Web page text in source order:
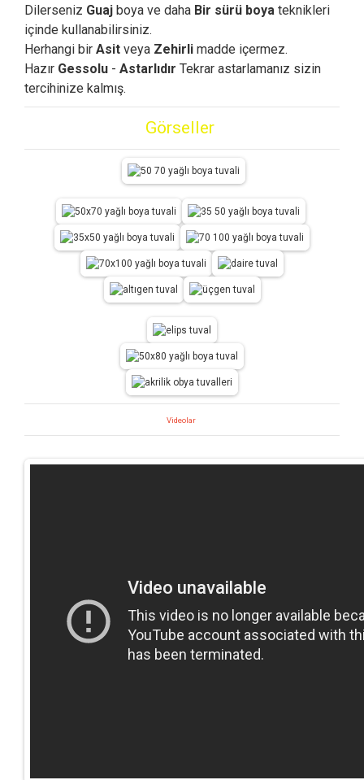
Dilerseniz Guaj boya ve daha Bir sürü boya teknikleri
içinde kullanabilirsiniz.
Herhangi bir Asit veya Zehirli madde içermez.
Hazır Gessolu - Astarlıdır Tekrar astarlamanız sizin
tercihinize kalmış.
Görseller
Videolar